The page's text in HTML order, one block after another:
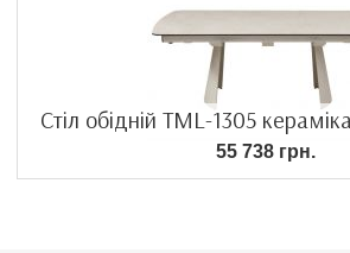
Стіл обідній TML-1305
55 738 грн.